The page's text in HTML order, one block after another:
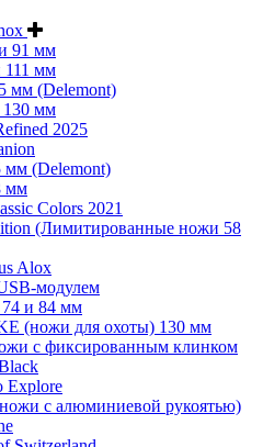
91 мм
111 мм
мм (Delemont)
мм
2025
(Delemont)
мм
Colors 2021
(Лимитированные ножи 58
Alox
модулем
и 84 мм
(ножи для охоты) 130 мм
с фиксированным клинком
Explore
с алюминиевой рукоятью)